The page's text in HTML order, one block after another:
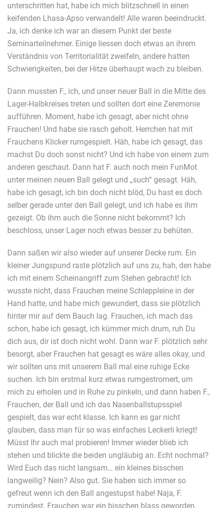
unterschritten hat, habe ich mich blitzschnell in einen
keifenden Lhasa-Apso verwandelt! Alle waren beeindruckt.
Ja, ich denke ich war an diesem Punkt der beste
Seminarteilnehmer. Einige liessen doch etwas an ihrem
Verständnis von Territorialität zweifeln, andere hatten
Schwierigkeiten, bei der Hitze überhaupt wach zu bleiben.
Dann mussten F., ich, und unser neuer Ball in die Mitte des
Lager-Halbkreises treten und sollten dort eine Zeremonie
aufführen. Moment, habe ich gesagt, aber nicht ohne
Frauchen! Und habe sie rasch geholt. Herrchen hat mit
Frauchens Klicker rumgespielt. Häh, habe ich gesagt, das
machst Du doch sonst nicht? Und ich habe von einem zum
anderen geschaut. Dann hat F. auch noch mein FunMot
unter meinen neuen Ball gelegt und „such“ gesagt. Häh,
habe ich gesagt, ich bin doch nicht blöd, Du hast es doch
selber gerade unter den Ball gelegt, und ich habe es ihm
gezeigt. Ob ihm auch die Sonne nicht bekommt? Ich
beschloss, unser Lager noch etwas besser zu behüten.
Dann saßen wir also wieder auf unserer Decke rum. Ein
kleiner Jungspund raste plötzlich auf uns zu, hah, den habe
ich mit einem Scheinangriff zum Stehen gebracht! Ich
wusste nicht, dass Frauchen meine Schleppleine in der
Hand hatte, und habe mich gewundert, dass sie plötzlich
hinter mir auf dem Bauch lag. Frauchen, ich mach das
schon, habe ich gesagt, ich kümmer mich drum, ruh Du
dich aus, dir ist doch nicht wohl. Dann war F. plötzlich sehr
besorgt, aber Frauchen hat gesagt es wäre alles okay, und
wir sollten uns mit unserem Ball mal eine ruhige Ecke
suchen. Ich bin erstmal kurz etwas rumgestromert, um
mich zu erholen und in Ruhe zu pinkeln, und dann haben F.,
Frauchen, der Ball und ich das Nasenballstupsspiel
gespielt, das war echt klasse. Ich kann es gar nicht
glauben, dass man für so was einfaches Leckerli kriegt!
Müsst Ihr auch mal probieren! Immer wieder blieb ich
stehen und blickte die beiden ungläubig an. Echt nochmal?
Wird Euch das nicht langsam… ein kleines bisschen
langweilig? Nein? Also gut. Sie haben sich immer so
gefreut wenn ich den Ball angestupst habe! Naja, F.
zumindest. Frauchen war ein bisschen blass geworden.